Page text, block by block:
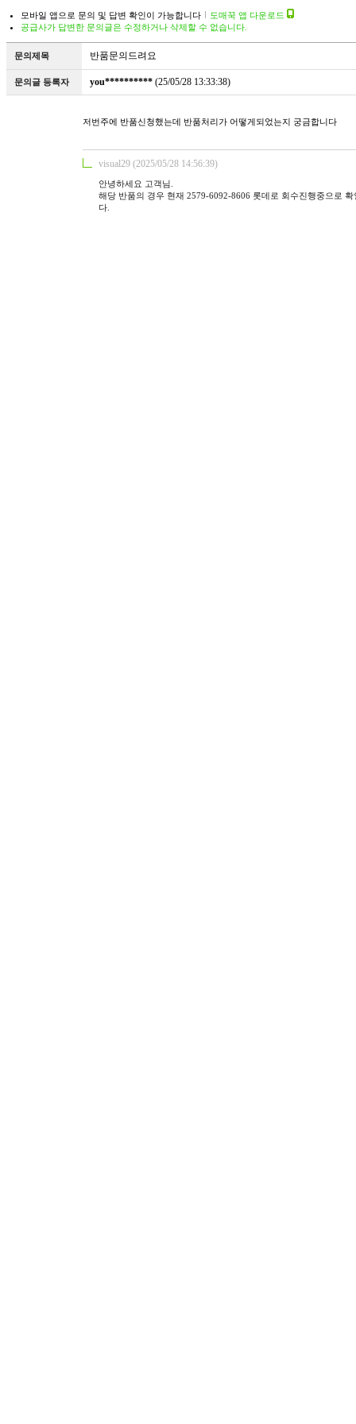
모바일 앱으로 문의 및 답변 확인이 가능합니다
도매꾹 앱 다운로드
공급사가 답변한 문의글은 수정하거나 삭제할 수 없습니다.
문의제목 반품문의드려요
문의글 등록자 you********** (25/05/28 13:33:38)
저번주에 반품신청했는데 반품처리가 어떻게되었는지 궁금합니다
visual29 (2025/05/28 14:56:39)
안녕하세요 고객님.
해당 반품의 경우 현재 2579-6092-8606 롯데로 회수진행중으로
다.